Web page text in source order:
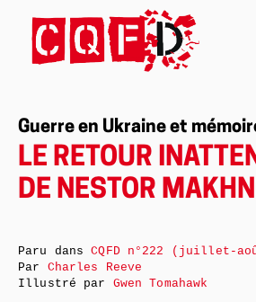
Guerre en Ukraine et
LE RETOUR
DE NESTOR
Paru dansCQFD n°222 (juillet-
Par Charles Reeve
Illustré par Gwen Tomahawk